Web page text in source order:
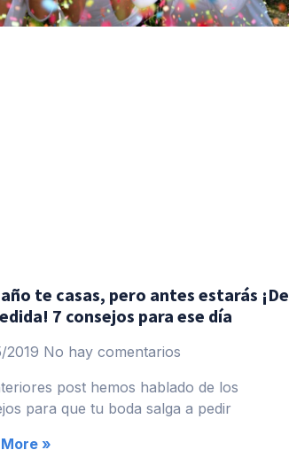
te casas, pero antes estarás ¡De
7 consejos para ese día
2019 No hay comentarios
post hemos hablado de los
para que tu boda salga a pedir
»